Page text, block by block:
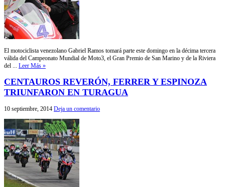
El motociclista venezolano Gabriel Ramos tomará parte este domingo en la décima tercera
válida del Campeonato Mundial de Moto3, el Gran Premio de San Marino y de la Riviera
del ... Leer Más »
CENTAUROS REVERÓN, FERRER Y ESPINOZA
TRIUNFARON EN TURAGUA
10 septiembre, 2014 Deja un comentario